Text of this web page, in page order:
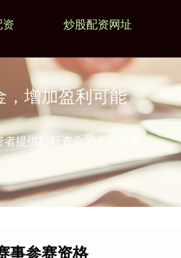
炒股配资网址
，增加盈利可能
提供杠杆资金的金融服务！
事参赛资格